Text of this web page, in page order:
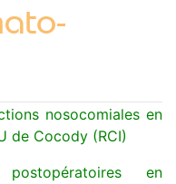
nosocomiales en
de Cocody (RCI)
postopératoires en